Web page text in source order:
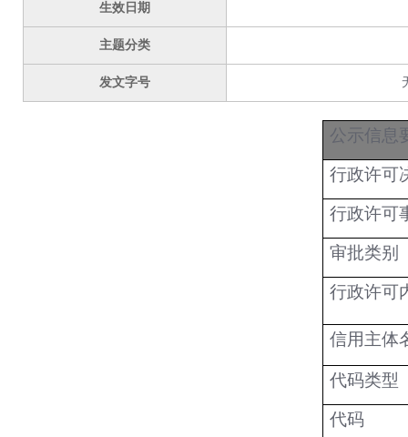
生效日期
主题分类
发文字号
公示信息
行政许可
行政许可
审批类别
行政许可
信用主体
代码类型
代码